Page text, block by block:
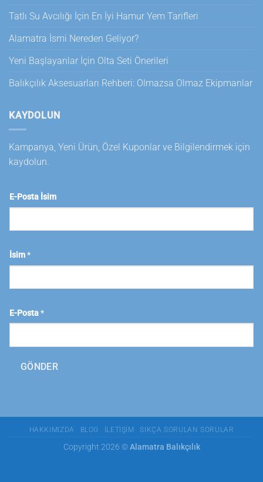
Tatlı Su Avcılığı İçin En İyi Hamur Yem Tarifleri
Alamatra İsmi Nereden Geliyor?
Yeni Başlayanlar İçin Olta Seti Önerileri
Balıkçılık Aksesuarları Rehberi: Olmazsa Olmaz Ekipmanlar
KAYDOLUN
Kampanya, Yeni Ürün, Özel Kuponlar ve Bilgilendirmek için
kaydolun.
E-Posta İsim
İsim*
E-Posta*
GÖNDER
HAKKIMIZDA BLOG İLETIŞIM SIKÇA SORULAN SORULAR
Copyright 2026 ©Alamatra Balıkçılık